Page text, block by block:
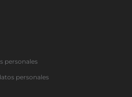
personales
personales